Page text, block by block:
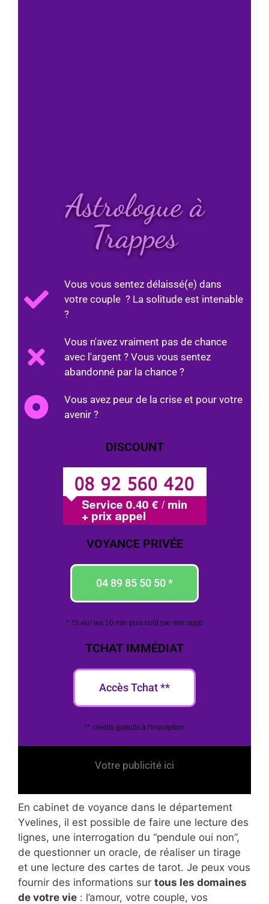
Astrologue à
Trappes
Vous vous sentez délaissé(e) dans
votre couple ? La solitude est intenable
?
Vous n'avez vraiment pas de chance
avec l'argent ? Vous vous sentez
abandonné par la chance ?
Vous avez peur de la crise et pour votre
avenir ?
DISCOUNT
VOYANCE PRIVÉE
04 89 85 50 50 *
* 15 eur les 10 min puis coût par min supp
TCHAT IMMÉDIAT
Accès Tchat **
** crédits gratuits à l'inscription
Votre publicité ici
En cabinet de voyance dans le département
Yvelines, il est possible de faire une lecture des
lignes, une interrogation du “pendule oui non”,
de questionner un oracle, de réaliser un tirage
et une lecture des cartes de tarot. Je peux vous
fournir des informations sur tous les domaines
de votre vie : l’amour, votre couple, vos